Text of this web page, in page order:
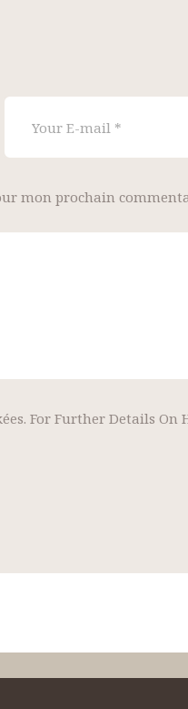
mon prochain
For Further Details